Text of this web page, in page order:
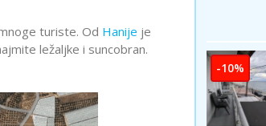
Banje Srbije
turiste. Od Hanije je
ležaljke i suncobran.
-10%